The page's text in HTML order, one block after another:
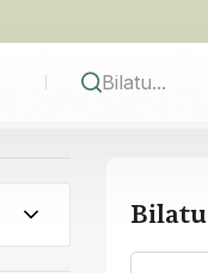
Bilatu